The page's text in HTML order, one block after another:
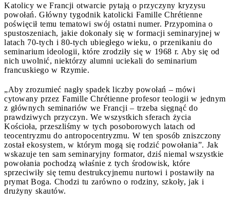
Katolicy we Francji otwarcie pytają o przyczyny kryzysu
powołań. Główny tygodnik katolicki Famille Chrétienne
poświęcił temu tematowi swój ostatni numer. Przypomina o
spustoszeniach, jakie dokonały się w formacji seminaryjnej w
latach 70-tych i 80-tych ubiegłego wieku, o przenikaniu do
seminarium ideologii, które zrodziły się w 1968 r. Aby się od
nich uwolnić, niektórzy alumni uciekali do seminarium
francuskiego w Rzymie.
„Aby zrozumieć nagły spadek liczby powołań – mówi
cytowany przez Famille Chrétienne profesor teologii w jednym
z głównych seminariów we Francji – trzeba sięgnąć do
prawdziwych przyczyn. We wszystkich sferach życia
Kościoła, przeszliśmy w tych posoborowych latach od
teocentryzmu do antropocentryzmu. W ten sposób zniszczony
został ekosystem, w którym mogą się rodzić powołania”. Jak
wskazuje ten sam seminaryjny formator, dziś niemal wszystkie
powołania pochodzą właśnie z tych środowisk, które
sprzeciwiły się temu destrukcyjnemu nurtowi i postawiły na
prymat Boga. Chodzi tu zarówno o rodziny, szkoły, jak i
drużyny skautów.